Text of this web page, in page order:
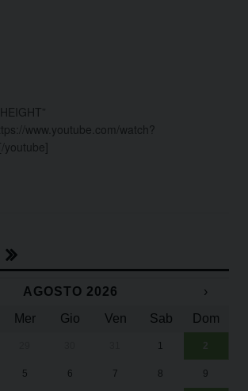
www.youtube.com/watch?
youtube]
AGOSTO 2026
›
Mer Gio Ven Sab Dom
1 2
5 6 7 8 9